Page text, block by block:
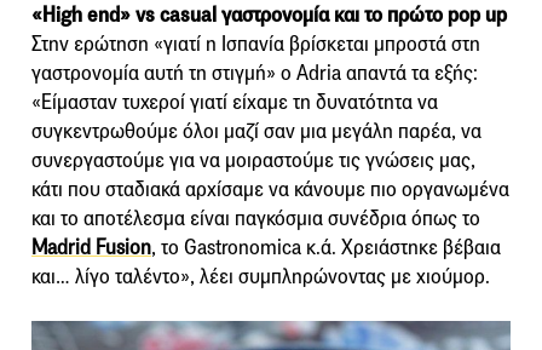
«High end» vs casual γαστρονομία και το πρώτο pop up
Στην ερώτηση «γιατί η Ισπανία βρίσκεται μπροστά στη
γαστρονομία αυτή τη στιγμή» o Adria απαντά τα εξής:
«Είμασταν τυχεροί γιατί είχαμε τη δυνατότητα να
συγκεντρωθούμε όλοι μαζί σαν μια μεγάλη παρέα, να
συνεργαστούμε για να μοιραστούμε τις γνώσεις μας,
κάτι που σταδιακά αρχίσαμε να κάνουμε πιο οργανωμένα
και το αποτέλεσμα είναι παγκόσμια συνέδρια όπως το
Madrid Fusion, το Gastronomica κ.ά. Χρειάστηκε βέβαια
και… λίγο ταλέντο», λέει συμπληρώνοντας με χιούμορ.